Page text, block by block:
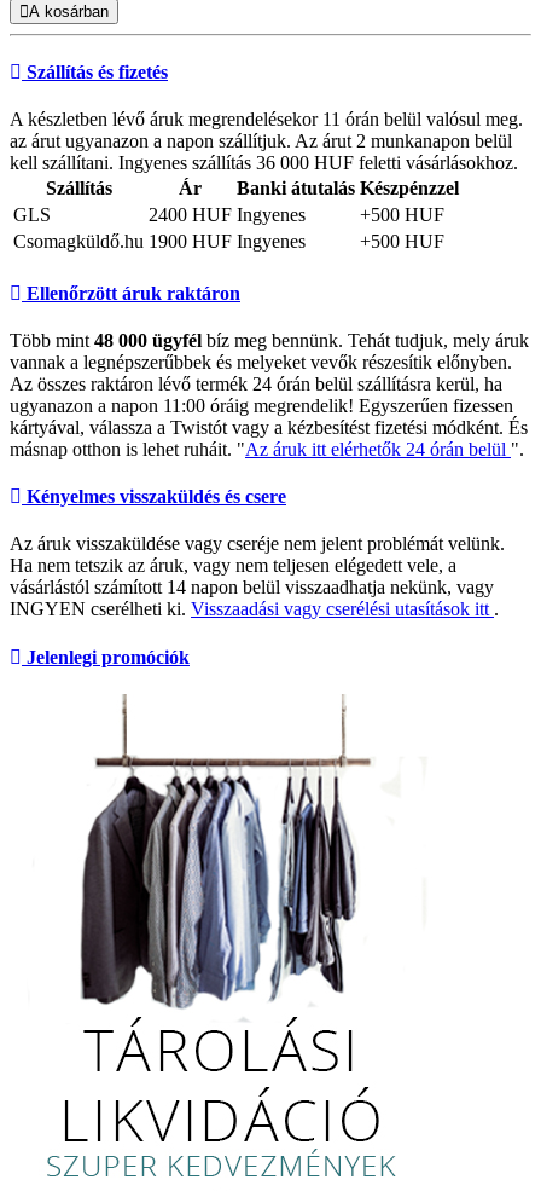
A kosárban
Szállítás és fizetés
A készletben lévő áruk megrendelésekor 11 órán belül valósul meg.
az árut ugyanazon a napon szállítjuk. Az árut 2 munkanapon belül
kell szállítani. Ingyenes szállítás 36 000 HUF feletti vásárlásokhoz.
Szállítás
Ár Banki átutalás Készpénzzel
GLS
2400 HUF Ingyenes
+500 HUF
Csomagküldő.hu 1900 HUF Ingyenes +500 HUF
Ellenőrzött áruk raktáron
Több mint 48 000 ügyfél bíz meg bennünk. Tehát tudjuk, mely áruk
vannak a legnépszerűbbek és melyeket vevők részesítik előnyben.
Az összes raktáron lévő termék 24 órán belül szállításra kerül, ha
ugyanazon a napon 11:00 óráig megrendelik! Egyszerűen fizessen
kártyával, válassza a Twistót vagy a kézbesítést fizetési módként. És
másnap otthon is lehet ruháit. "Az áruk itt elérhetők 24 órán belül ".
Kényelmes visszaküldés és csere
Az áruk visszaküldése vagy cseréje nem jelent problémát velünk.
Ha nem tetszik az áruk, vagy nem teljesen elégedett vele, a
vásárlástól számított 14 napon belül visszaadhatja nekünk, vagy
INGYEN cserélheti ki. Visszaadási vagy cserélési utasítások itt .
Jelenlegi promóciók